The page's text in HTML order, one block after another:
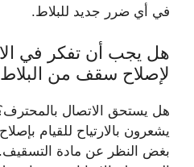
في أي ضرر جديد للبلاط.
هل يجب أن تفكر في
لإصلاح سقف من
هل يستحق الاتصال
يشعرون بالارتياح للقيام
بغض النظر عن مادة